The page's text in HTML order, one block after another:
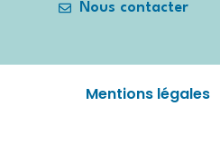
Nous contacter
Mentions légales